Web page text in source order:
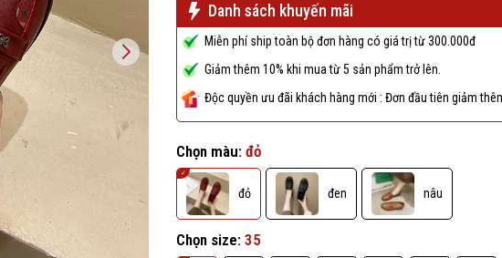
Danh sách khuyến mãi
Miễn phí ship toàn bộ đơn hàng có giá trị từ 300.000đ
Giảm thêm 10% khi mua từ 5 sản phẩm trở lên.
Độc quyền ưu đãi khách hàng mới : Đơn đầu tiên giảm
Chọn màu: đỏ
đỏ đen nâu
Chọn size: 35